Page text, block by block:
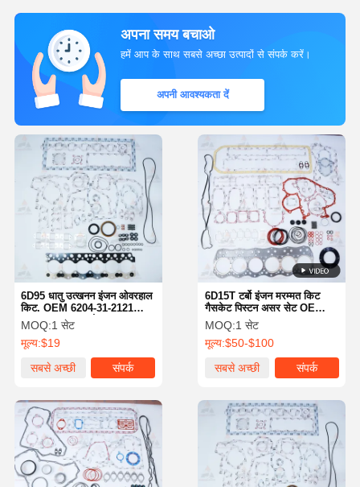
अपना समय बचाओ
हमें आप के साथ सबसे अच्छा उत्पादों से संपर्क करें।
अपनी आवश्यकता दें
6D15T टर्बो इंजन मरम्मत किट
गैसकेट पिस्टन असर सेट OE
ME999219
MOQ:1 सेट
मूल्य:$50-$100
सबसे अच्छी
संपर्क
6D95 धातु उत्खनन इंजन ओवरहाल
किट. OEM 6204-31-2121
6204-21-8100 कोमात्सु 6D95
कोमात्सु इंजन भागों के लिए
पुनर्निर्माण भागों
MOQ:1 सेट
मूल्य:$19
सबसे अच्छी
संपर्क